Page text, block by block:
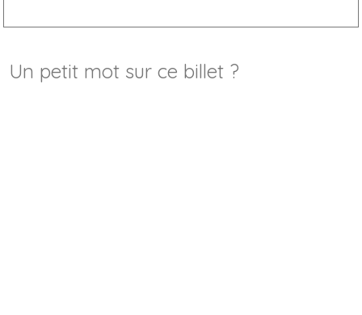
Un petit mot sur ce billet ?